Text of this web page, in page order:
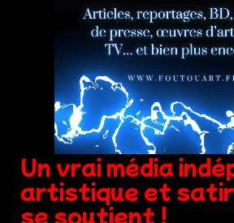
Un vrai média
artistique et
se soutient !